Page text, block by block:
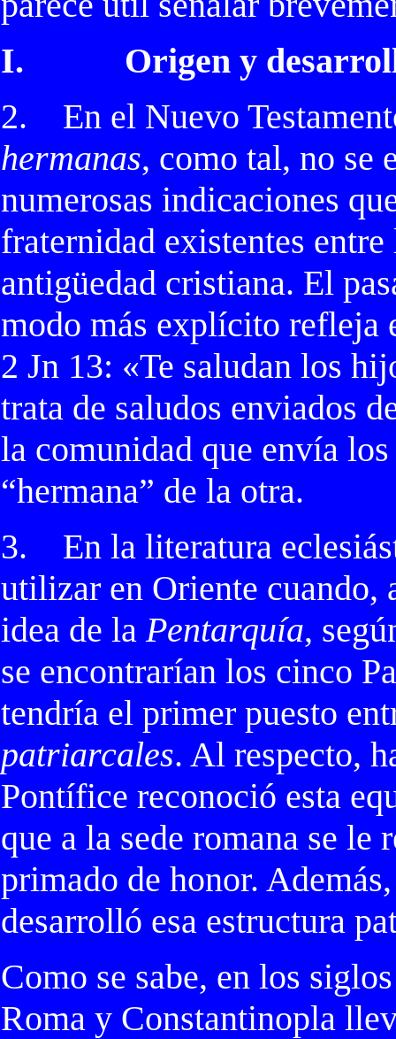
I.
Origen y
2.
En el Nuevo
hermanas, como tal, no se
numerosas indicaciones
fraternidad existentes
antigüedad cristiana. El
modo más explícito refleja
2 Jn 13: «Te saludan los
trata de saludos enviados
la comunidad que envía
“hermana” de la otra.
3.
En la literatura
utilizar en Oriente cuando,
idea de laPentarquía,
se encontrarían los cinco
tendría el primer puesto
patriarcales. Al respecto,
Pontífice reconoció esta
que a la sede romana se le
primado de honor.
desarrolló esa estructura
Como se sabe, en los
Roma y Constantinopla